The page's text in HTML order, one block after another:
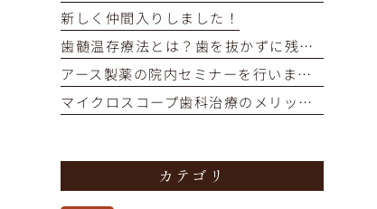
新しく仲間入りしました！
歯髄温存療法とは？歯を抜かずに残すための選択肢を解説
アース製薬の院内セミナーを行いました！
マイクロスコープ歯科治療のメリットとは？再治療を防ぎ歯を残す精密治療
カテゴリ